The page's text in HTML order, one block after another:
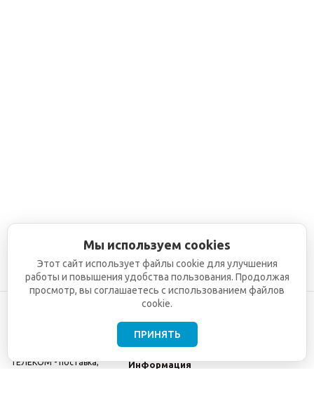
ТЕЛЕКОМ - поставка,
Информация
Мы используем cookies
Этот сайт использует файлы cookie для улучшения
работы и повышения удобства пользования. Продолжая
просмотр, вы соглашаетесь с использованием файлов
cookie.
ПРИНЯТЬ